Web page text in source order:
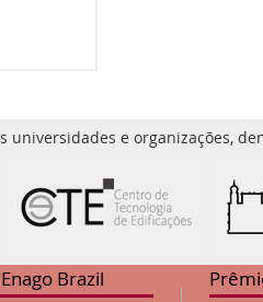
universidades e organizações,
Brazil